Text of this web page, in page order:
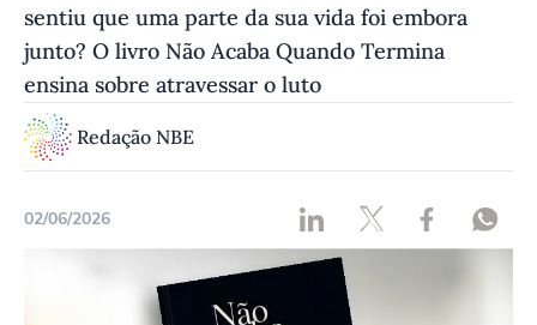
sentiu que uma parte da sua vida foi embora
junto? O livro Não Acaba Quando Termina
ensina sobre atravessar o luto
Redação NBE
02/06/2026